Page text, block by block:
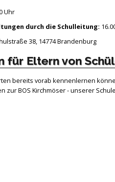
Uhr
durch die Schulleitung:
38, 14774 Brandenburg
für Eltern von
bereits vorab kennenlernen
zur BOS Kirchmöser - unserer